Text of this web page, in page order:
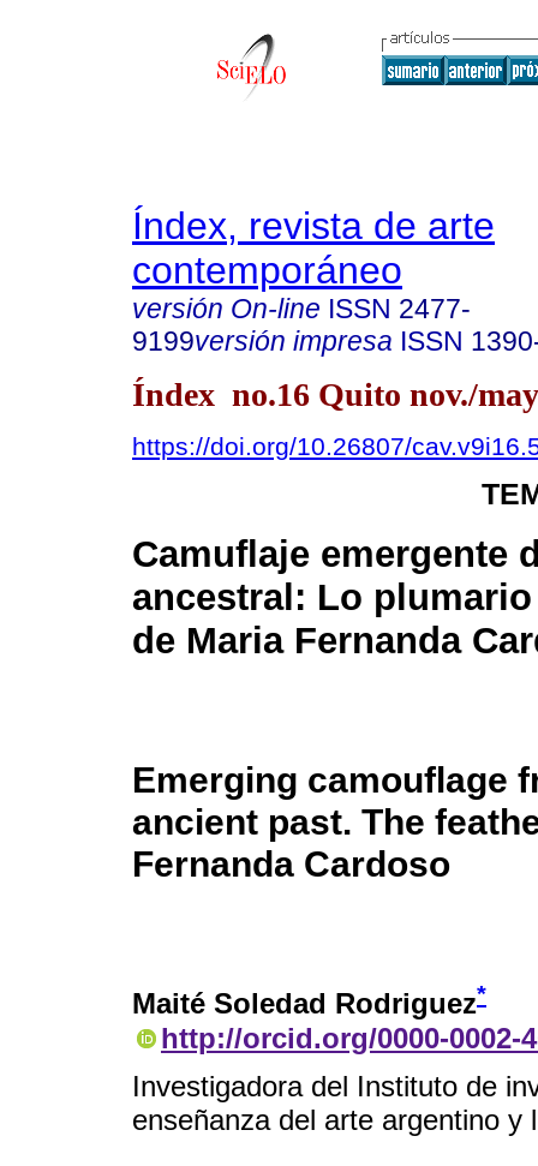
Índex, revista de arte
contemporáneo
versión On-line ISSN 2477-
9199versión impresa ISSN
Índex no.16 Quito nov./
https://doi.org/10.26807/
Camuflaje emergente
ancestral: Lo
de Maria Fernanda
Emerging camouflage
ancient past. The
Fernanda Cardoso
Maité Soledad Rodriguez*
http://orcid.org/0000-0002-
Investigadora del Instituto de
enseñanza del arte argentino y